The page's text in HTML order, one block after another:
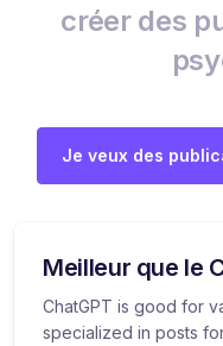
créer des
Je veux des
Meilleur que le
ChatGPT is good for
specialized in posts